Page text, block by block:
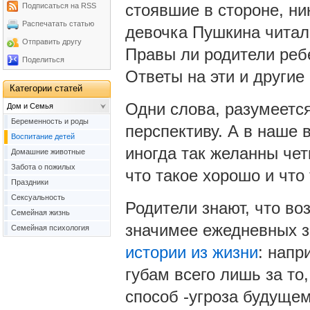
стоявшие в стороне,
девочка Пушкина
Правы ли родители
Ответы на эти и
Одни слова,
перспективу. А в наше
иногда так желанны
что такое хорошо и что
Родители знают, что
значимее ежедневных
истории из жизни:
губам всего лишь за
способ -угроза
Подписаться на RSS
Распечатать статью
Отправить другу
Поделиться
Категории статей
Дом и Семья
Беременность и роды
Воспитание детей
Домашние животные
Забота о пожилых
Праздники
Сексуальность
Семейная жизнь
Семейная психология